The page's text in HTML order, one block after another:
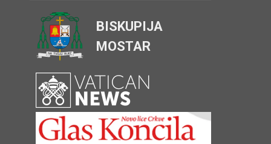
BISKUPIJA
MOSTAR